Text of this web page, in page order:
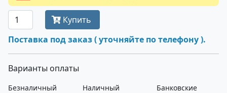
Купить
Поставка под заказ ( уточняйте по телефону ).
Варианты оплаты
Безналичный
Наличный
Банковские